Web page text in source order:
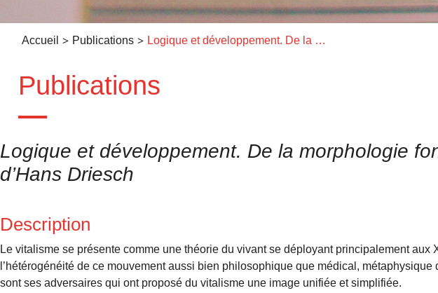
Accueil > Publications > Logique et développement. De la morphologie fonctionnelle au vitalisme critique d’Hans Driesch
Publications
Logique et développement. De la morphologie
d’Hans Driesch
Description
Le vitalisme se présente comme une théorie du vivant se déployant princi­pa­lement aux
l’hétérogénéité de ce mouvement aussi bien philosophique que médical,
sont ses adversaires qui ont proposé du vitalisme une image unifiée et simplifiée.